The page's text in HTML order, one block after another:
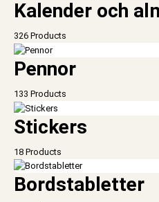
Kalender och
326 Products
Pennor
133 Products
Stickers
18 Products
Bordstabletter